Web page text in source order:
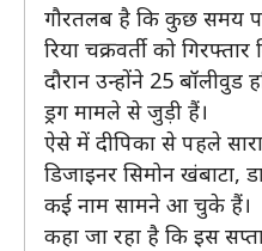
गौरतलब है कि कुछ समय
रिया चक्रवर्ती को
दौरान उन्होंने 25
ड्रग मामले से जुड़ी हैं।
ऐसे में दीपिका से पहले
डिजाइनर सिमोन खंबाटा,
कई नाम सामने आ चुके हैं।
कहा जा रहा है कि इस